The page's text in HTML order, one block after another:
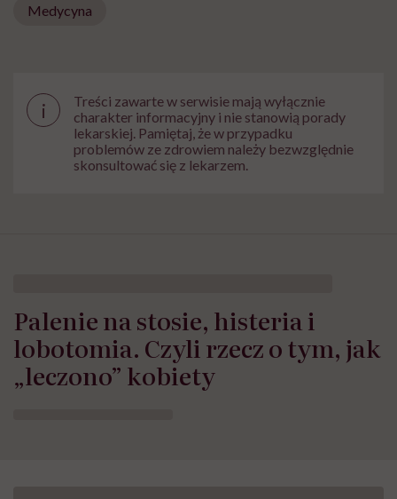
Medycyna
i
Treści zawarte w serwisie mają wyłącznie
charakter informacyjny i nie stanowią porady
lekarskiej. Pamiętaj, że w przypadku
problemów ze zdrowiem należy bezwzględnie
skonsultować się z lekarzem.
Palenie na stosie, histeria i
lobotomia. Czyli rzecz o tym, jak
„leczono” kobiety